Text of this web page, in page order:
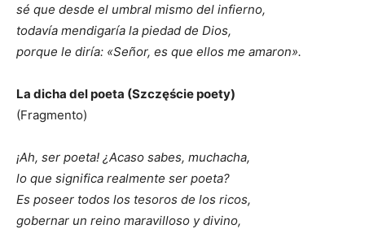
sé que desde el umbral mismo del infierno,
todavía mendigaría la piedad de Dios,
porque le diría: «Señor, es que ellos me amaron».
La dicha del poeta (Szczęście poety)
(Fragmento)
¡Ah, ser poeta! ¿Acaso sabes, muchacha,
lo que significa realmente ser poeta?
Es poseer todos los tesoros de los ricos,
gobernar un reino maravilloso y divino,